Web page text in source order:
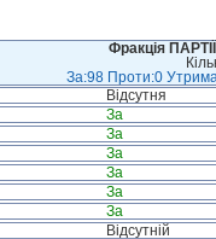
Фракція
За:98 Проти:0
Відсутня
За
За
За
За
За
За
Відсутній